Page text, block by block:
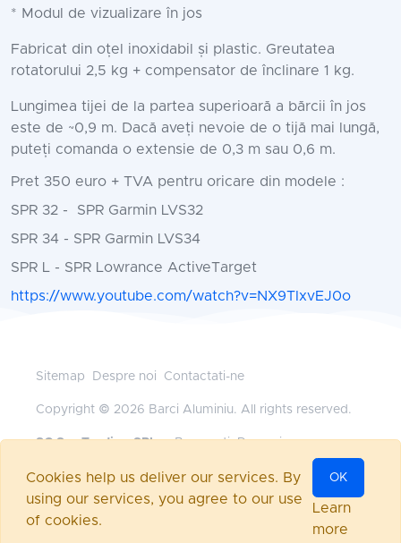
* Modul de vizualizare în jos
Fabricat din oțel inoxidabil și plastic. Greutatea
rotatorului 2,5 kg + compensator de înclinare 1 kg.
Lungimea tijei de la partea superioară a bărcii în jos
este de ~0,9 m. Dacă aveți nevoie de o tijă mai lungă,
puteți comanda o extensie de 0,3 m sau 0,6 m.
Pret 350 euro + TVA pentru oricare din modele :
SPR 32 - SPR Garmin LVS32
SPR 34 - SPR Garmin LVS34
SPR L - SPR Lowrance ActiveTarget
https://www.youtube.com/watch?v=NX9TIxvEJ0o
Sitemap Despre noi Contactati-ne
Copyright © 2026 Barci Aluminiu. All rights reserved.
SC Sys Trading SRL— Bucuresti, Romania
office@barci-aluminiu.ro
Powered bynopCommerce
Autentificare
Cookies help us deliver our services. By
using our services, you agree to our use
of cookies.
OK
Learn
more